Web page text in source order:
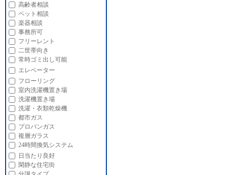
高齢者相談
ペット相談
楽器相談
事務所可
フリーレント
二世帯向き
常時ゴミ出し可能
エレベーター
フローリング
室内洗濯機置き場
洗濯機置き場
洗濯・衣類乾燥機
都市ガス
プロパンガス
複層ガラス
24時間換気システム
日当たり良好
閑静な住宅街